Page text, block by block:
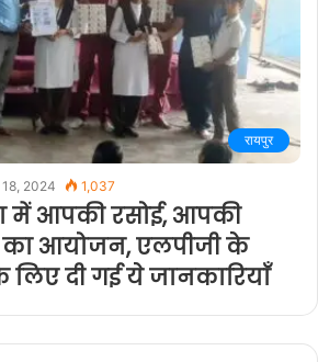
रायपुर
2024 1,037
में आपकी रसोई, आपकी
का आयोजन, एलपीजी के
लिए दी गई ये जानकारियाँ